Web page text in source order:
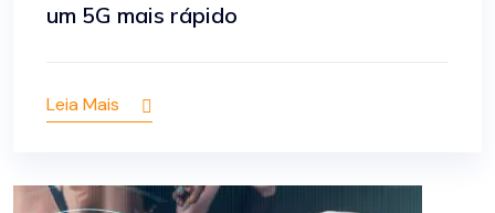
um 5G mais rápido
Leia Mais